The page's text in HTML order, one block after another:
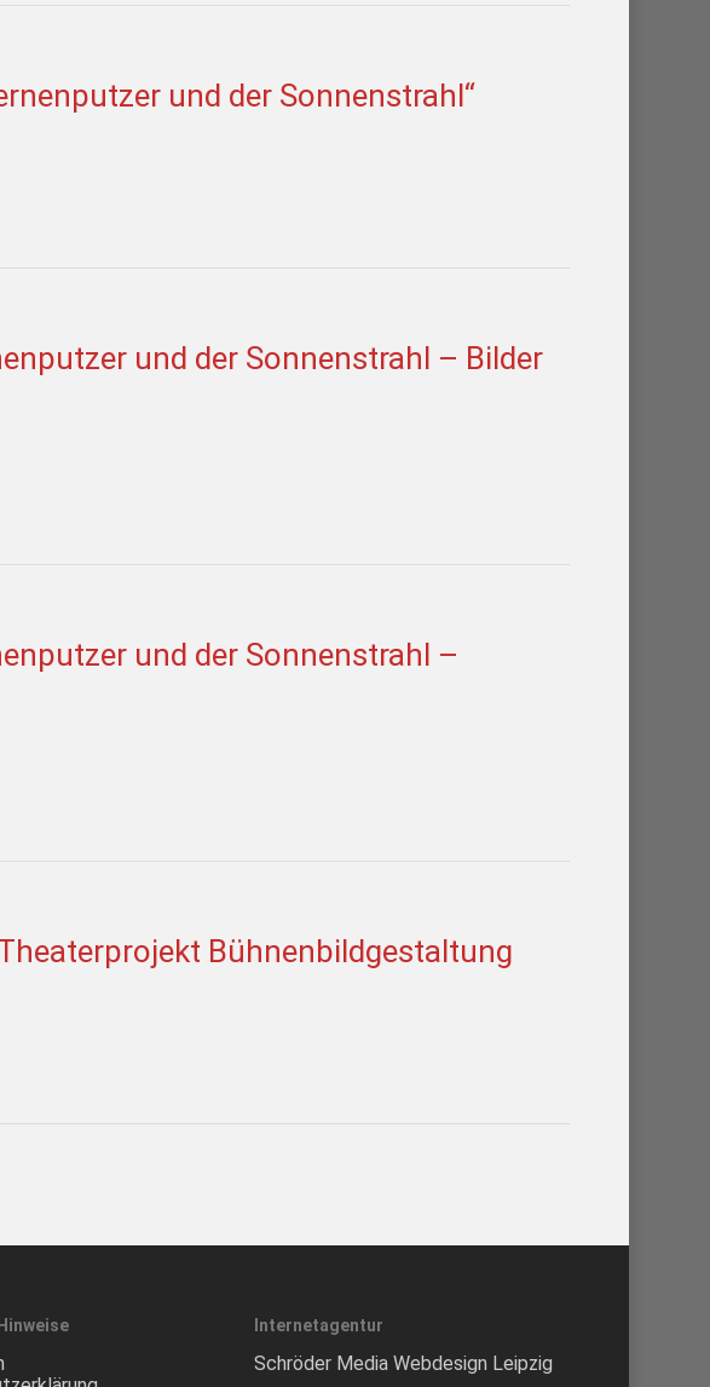
und der Sonnenstrahl“
und der Sonnenstrahl – Bilder
und der Sonnenstrahl –
Bühnenbildgestaltung
Internetagentur
Schröder Media Webdesign Leipzig